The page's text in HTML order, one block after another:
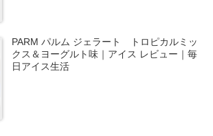
PARM パルム ジェラート トロピカルミッ
クス＆ヨーグルト味｜アイス レビュー｜毎
日アイス生活